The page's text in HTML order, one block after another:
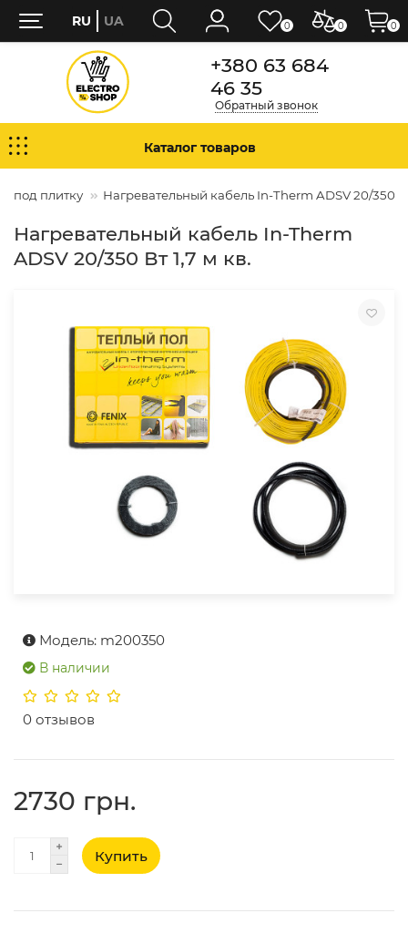
+380 63 684
46 35
Обратный звонок
Каталог товаров
под плитку Нагревательный кабель In-Therm ADSV 20/350
Нагревательный кабель In-Therm
ADSV 20/350 Вт 1,7 м кв.
Модель: m200350
В наличии
0 отзывов
2730 грн.
Купить
0 0
RU UA 0